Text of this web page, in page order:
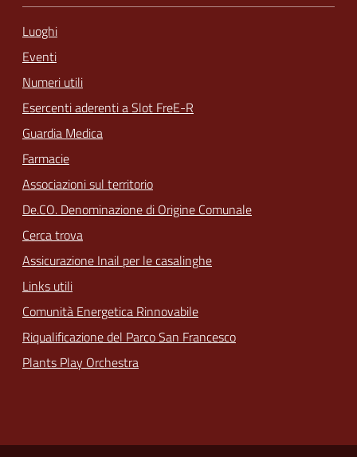
Luoghi
Eventi
Numeri utili
Esercenti aderenti a Slot FreE-R
Guardia Medica
Farmacie
Associazioni sul territorio
De.CO. Denominazione di Origine Comunale
Cerca trova
Assicurazione Inail per le casalinghe
Links utili
Comunità Energetica Rinnovabile
Riqualificazione del Parco San Francesco
Plants Play Orchestra